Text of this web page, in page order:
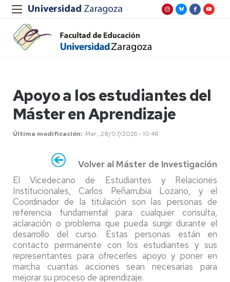
Apoyo a los estudiantes del
Máster en Aprendizaje
Última modificación Mar , 28/07/2026 - 10:46
Volver al Máster de Investigación
El Vicedecano de Estudiantes y Relaciones
Institucionales, Carlos Peñarrubia Lozano, y el
Coordinador de la titulación son las personas de
referencia fundamental para cualquier consulta,
aclaración o problema que pueda surgir durante el
desarrollo del curso. Estas personas están en
contacto permanente con los estudiantes y sus
representantes para ofrecerles apoyo y poner en
marcha cuantas acciones sean necesarias para
mejorar su proceso de aprendizaje.